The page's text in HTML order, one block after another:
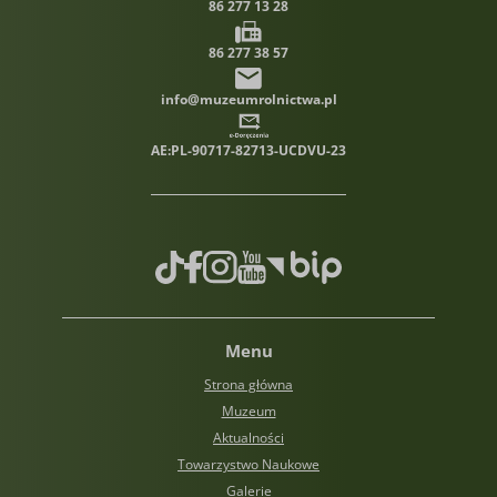
86 277 13 28
86 277 38 57
info@muzeumrolnictwa.pl
AE:PL-90717-82713-UCDVU-23
TikTokFacebook
Instagram
Youtube
Biuletyn informacji
Menu
Strona główna
Muzeum
Aktualności
Towarzystwo Naukowe
Galerie